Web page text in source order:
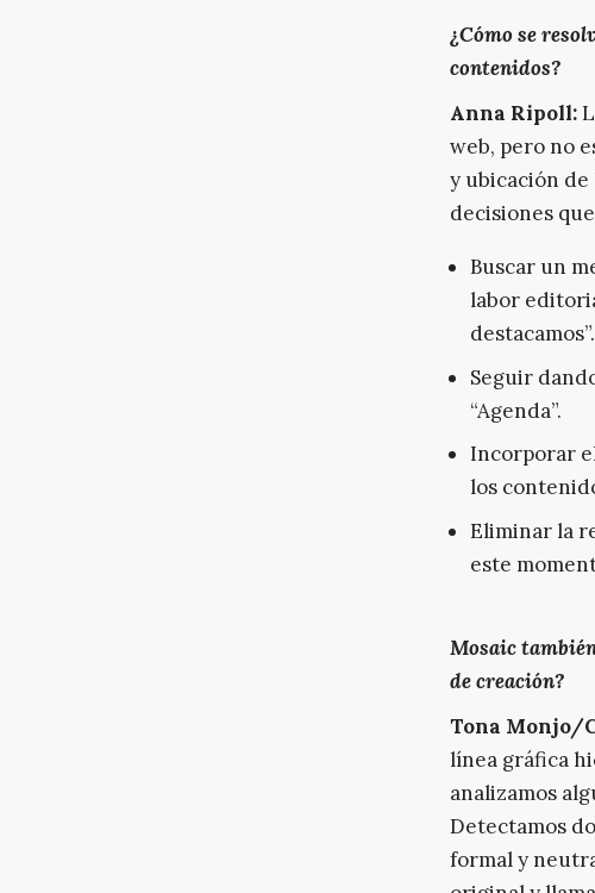
¿Cómo se
contenidos?
Anna Ripoll:
web, pero no
y ubicación
decisiones
Buscar un
labor
destacamos”.
Seguir
“Agenda”.
Incorporar
los
Eliminar la
este
Mosaic
de creación?
Tona Monjo/
línea gráfica
analizamos
Detectamos
formal y